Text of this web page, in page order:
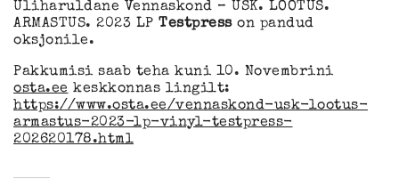
Üliharuldane Vennaskond – USK. LOOTUS.
ARMASTUS. 2023 LP Testpresson pandud
oksjonile.
Pakkumisi saab teha kuni 10. Novembrini
osta.eekeskkonnas lingilt:
https://www.osta.ee/vennaskond-usk-lootus-
armastus-2023-lp-vinyl-testpress-
202620178.html